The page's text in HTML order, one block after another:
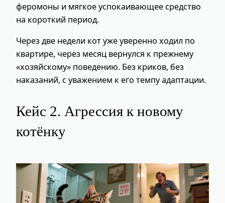
феромоны и мягкое успокаивающее средство
на короткий период.
Через две недели кот уже уверенно ходил по
квартире, через месяц вернулся к прежнему
«хозяйскому» поведению. Без криков, без
наказаний, с уважением к его темпу адаптации.
Кейс 2. Агрессия к новому
котёнку